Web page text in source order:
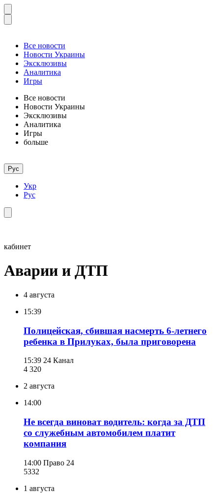
Все новости
Новости Украины
Эксклюзивы
Аналитика
Игры
Все новости
Новости Украины
Эксклюзивы
Аналитика
Игры
больше
Рус
Укр
Рус
кабинет
Аварии и ДТП
4 августа
15:39
Полицейская, сбившая насмерть 6-летнего
ребенка в Прилуках, была приговорена
15:39 24 Канал
4 320
2 августа
14:00
Не всегда виноват водитель: когда за ДТП
со служебным автомобилем платит
компания
14:00 Право 24
5332
1 августа